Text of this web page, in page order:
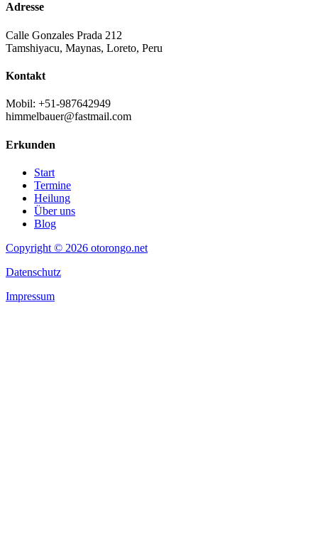
Adresse
Calle Gonzales Prada 212
Tamshiyacu, Maynas, Loreto, Peru
Kontakt
Mobil: +51-987642949
himmelbauer@fastmail.com
Erkunden
Start
Termine
Heilung
Über uns
Blog
Copyright © 2026 otorongo.net
Datenschutz
Impressum